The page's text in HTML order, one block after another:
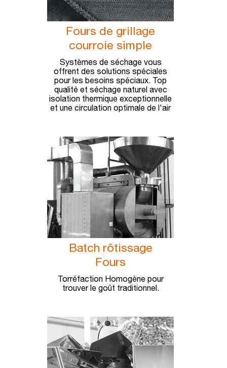
Fours de grillage
courroie simple
Systèmes de séchage vous
offrent des solutions spéciales
pour les besoins spéciaux. Top
qualité et séchage naturel avec
isolation thermique exceptionnelle
et une circulation optimale de l'air
Batch rôtissage
Fours
Torréfaction Homogène pour
trouver le goût traditionnel.